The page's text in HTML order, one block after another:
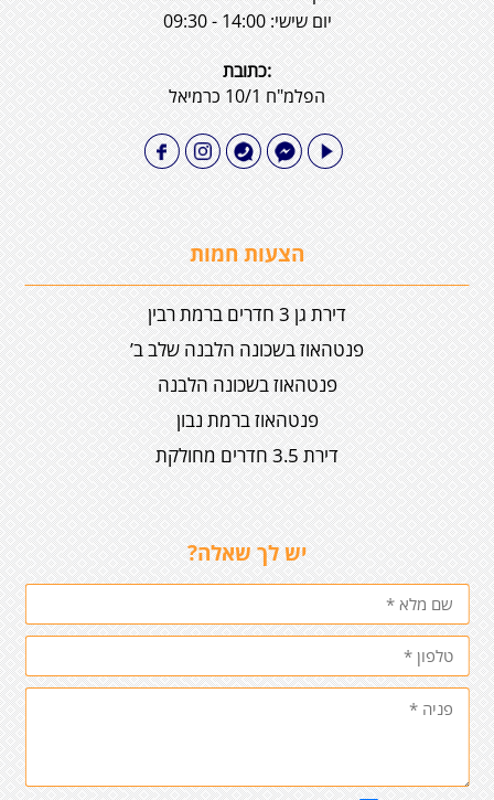
יום שישי: 14:00 - 09:30
:כתובת
הפלמ"ח 10/1 כרמיאל
הצעות חמות
דירת גן 3 חדרים ברמת רבין
פנטהאוז בשכונה הלבנה שלב ב’
פנטהאוז בשכונה הלבנה
פנטהאוז ברמת נבון
דירת 3.5 חדרים מחולקת
יש לך שאלה?